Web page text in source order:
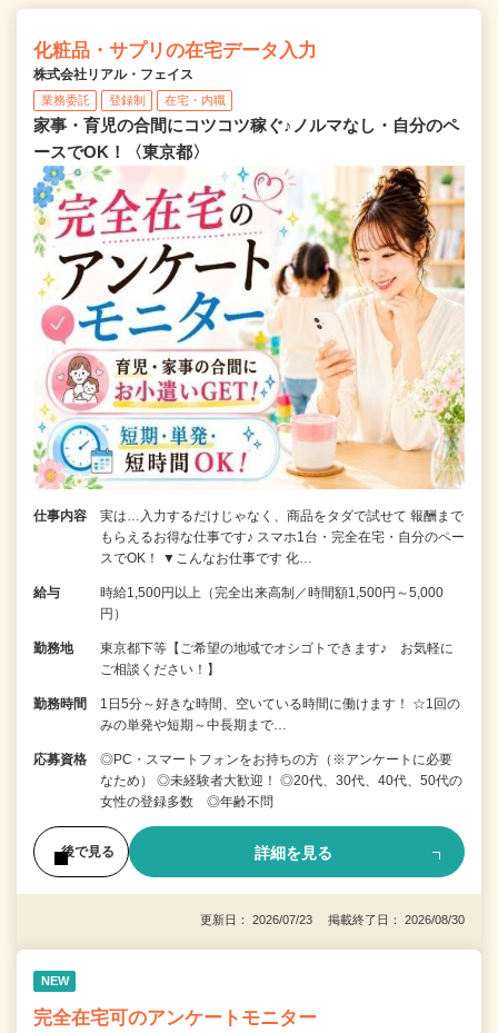
化粧品・サプリの在宅データ入力
株式会社リアル・フェイス
業務委託 登録制 在宅・内職
家事・育児の合間にコツコツ稼ぐ♪ノルマなし・自分のペ
ースでOK！〈東京都〉
仕事内容
実は…入力するだけじゃなく、商品をタダで試せて 報酬まで
もらえるお得な仕事です♪ スマホ1台・完全在宅・自分のペー
スでOK！ ▼こんなお仕事です 化…
給与
時給1,500円以上（完全出来高制／時間額1,500円～5,000
円）
勤務地
東京都下等【ご希望の地域でオシゴトできます♪ お気軽に
ご相談ください！】
勤務時間
1日5分～好きな時間、空いている時間に働けます！ ☆1回の
みの単発や短期～中長期まで…
応募資格
◎PC・スマートフォンをお持ちの方（※アンケートに必要
なため） ◎未経験者大歓迎！ ◎20代、30代、40代、50代の
女性の登録多数 ◎年齢不問
後で見る 詳細を見る
更新日： 2026/07/23 掲載終了日： 2026/08/30
NEW
完全在宅可のアンケートモニター